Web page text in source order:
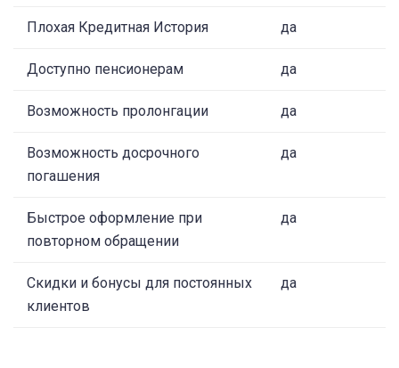
Плохая Кредитная История да
Доступно пенсионерам да
Возможность пролонгации да
Возможность досрочного
погашения
да
Быстрое оформление при
повторном обращении
да
Скидки и бонусы для постоянных
клиентов
да